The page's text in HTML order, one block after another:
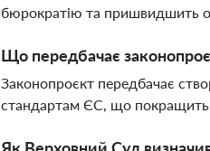
бюрократію та пришвидшить
Що передбачає
Законопроєкт передбачає
стандартам ЄС, що покращить